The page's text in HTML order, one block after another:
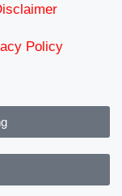
Policy